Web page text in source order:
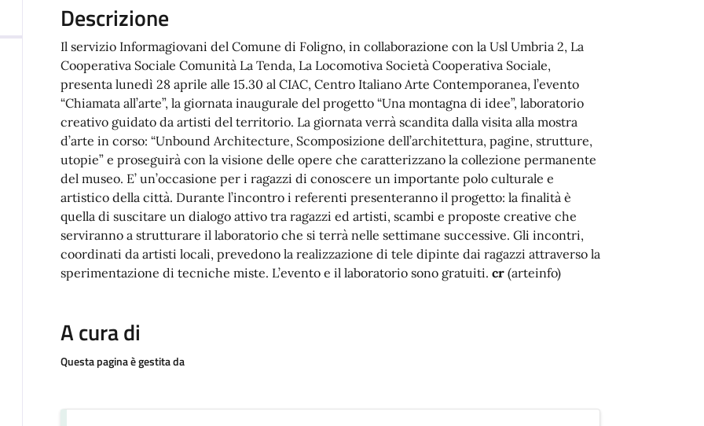
Descrizione
Il servizio Informagiovani del Comune di Foligno, in collaborazione con la Usl Umbria 2, La
Cooperativa Sociale Comunità La Tenda, La Locomotiva Società Cooperativa Sociale,
presenta lunedì 28 aprile alle 15.30 al CIAC, Centro Italiano Arte Contemporanea, l’evento
“Chiamata all’arte”, la giornata inaugurale del progetto “Una montagna di idee”, laboratorio
creativo guidato da artisti del territorio. La giornata verrà scandita dalla visita alla mostra
d’arte in corso: “Unbound Architecture, Scomposizione dell’architettura, pagine, strutture,
utopie” e proseguirà con la visione delle opere che caratterizzano la collezione permanente
del museo. E’ un’occasione per i ragazzi di conoscere un importante polo culturale e
artistico della città. Durante l’incontro i referenti presenteranno il progetto: la finalità è
quella di suscitare un dialogo attivo tra ragazzi ed artisti, scambi e proposte creative che
serviranno a strutturare il laboratorio che si terrà nelle settimane successive. Gli incontri,
coordinati da artisti locali, prevedono la realizzazione di tele dipinte dai ragazzi attraverso la
sperimentazione di tecniche miste. L’evento e il laboratorio sono gratuiti. cr (arteinfo)
A cura di
Questa pagina è gestita da